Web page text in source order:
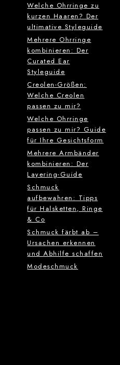
Welche Ohrringe zu
kurzen Haaren? Der
ultimative Styleguide
Mehrere Ohrringe
kombinieren: Der
Curated Ear
Styleguide
Creolen-Größen:
Welche Creolen
passen zu mir?
Welche Ohrringe
passen zu mir? Guide
für Ihre Gesichtsform
Mehrere Armbänder
kombinieren: Der
Layering-Guide
Schmuck
aufbewahren: Tipps
für Halsketten, Ringe
& Co
Schmuck färbt ab –
Ursachen erkennen
und Abhilfe schaffen
Modeschmuck